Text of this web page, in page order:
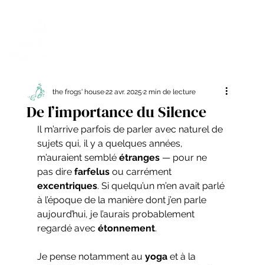
De l’importance du Silence
the frogs' house22 avr. 20252 min de lecture
Il m’arrive parfois de parler avec naturel de
sujets qui, il y a quelques années,
m’auraient semblé étranges — pour ne
pas dire farfelus ou carrément
excentriques. Si quelqu’un m’en avait parlé
à l’époque de la manière dont j’en parle
aujourd’hui, je l’aurais probablement
regardé avec étonnement.
Je pense notamment au yoga et à la